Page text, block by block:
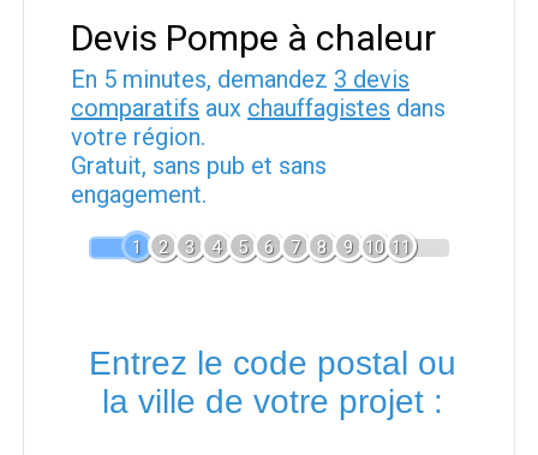
Devis Pompe à chaleur
En 5 minutes, demandez 3 devis
comparatifs aux chauffagistes dans
votre région.
Gratuit, sans pub et sans
engagement.
1 2 3 4 5 6 7 8 9 10 11
Entrez le code postal ou
la ville de votre projet :